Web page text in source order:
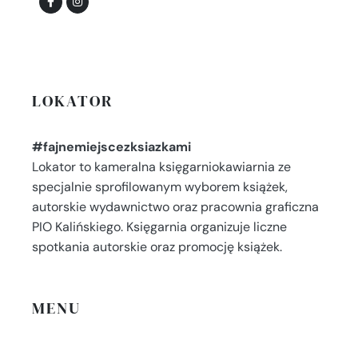
LOKATOR
#fajnemiejscezksiazkami
Lokator to kameralna księgarniokawiarnia ze
specjalnie sprofilowanym wyborem książek,
autorskie wydawnictwo oraz pracownia graficzna
PIO Kalińskiego. Księgarnia organizuje liczne
spotkania autorskie oraz promocję książek.
MENU